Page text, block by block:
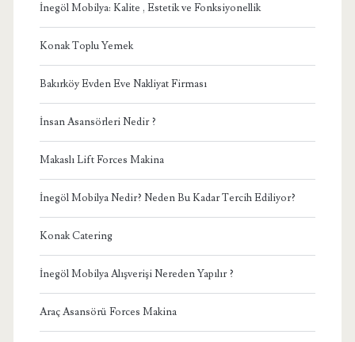
İnegöl Mobilya: Kalite , Estetik ve Fonksiyonellik
Konak Toplu Yemek
Bakırköy Evden Eve Nakliyat Firması
İnsan Asansörleri Nedir ?
Makaslı Lift Forces Makina
İnegöl Mobilya Nedir? Neden Bu Kadar Tercih Ediliyor?
Konak Catering
İnegöl Mobilya Alışverişi Nereden Yapılır ?
Araç Asansörü Forces Makina